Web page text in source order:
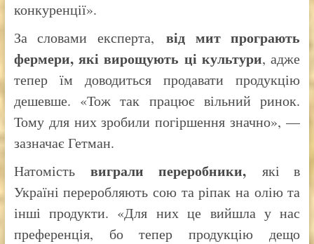
конкуренції».
За словами експерта, від мит програють
фермери, які вирощують ці культури, адже
тепер їм доводиться продавати продукцію
дешевше. «Тож так працює вільний ринок.
Тому для них зробили погіршення значно», —
зазначає Гетман.
Натомістьвиграли переробники, які в
Україні переробляють сою та ріпак на олію та
інші продукти. «Для них це вийшла у нас
преференція, бо тепер продукцію дещо